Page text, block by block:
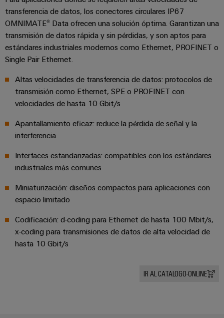
ferroviario
Transmisión
y
distribución
Estabilidad
seguridad
para
las
redes
energéticas
modernas
de
agua
y
tratamiento
aguas
residuales
Soluciones
de
distribución
Servicio
de
montaje
Guías
montadas
modificadas
y
adaptadas
Montaje
personalizado
de
cables
transferencia de datos, los conectores circulares IP67
OMNIMATE® Data ofrecen una solución óptima. Garantizan una
transmisión de datos rápida y sin pérdidas, y son aptos para
estándares industriales modernos como Ethernet, PROFINET o
Single Pair Ethernet.
Altas velocidades de transferencia de datos: protocolos de
transmisión como Ethernet, SPE o PROFINET con
velocidades de hasta 10 Gbit/s
Apantallamiento eficaz: reduce la pérdida de señal y la
interferencia
Interfaces estandarizadas: compatibles con los estándares
industriales más comunes
Miniaturización: diseños compactos para aplicaciones con
espacio limitado
Codificación: d-coding para Ethernet de hasta 100 Mbit/s,
x-coding para transmisiones de datos de alta velocidad de
hasta 10 Gbit/s
IR AL CATALOGO-ONLINE